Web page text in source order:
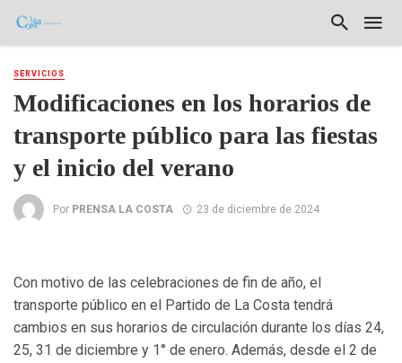
SERVICIOS
Modificaciones en los horarios de
transporte público para las fiestas
y el inicio del verano
Por PRENSA LA COSTA 23 de diciembre de 2024
Con motivo de las celebraciones de fin de año, el
transporte público en el Partido de La Costa tendrá
cambios en sus horarios de circulación durante los días 24,
25, 31 de diciembre y 1° de enero. Además, desde el 2 de